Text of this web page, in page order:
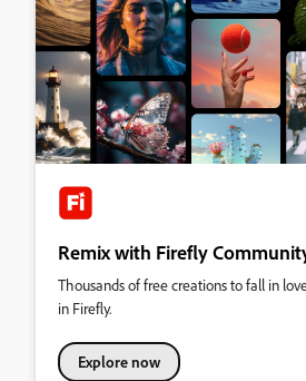
Remix with Firefly
Thousands of free creations to fall in
in Firefly.
Explore now